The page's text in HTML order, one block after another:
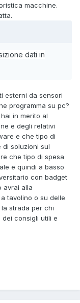
macchine.
dati in
esterni da sensori
programma su pc?
in merito al
e degli relativi
e che tipo di
di soluzioni sul
che tipo di spesa
e quindi a basso
con badget
avrai alla
tavolino o su delle
strada per chi
dei consigli utili e